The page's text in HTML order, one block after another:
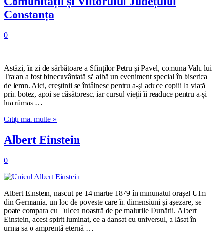
Constanța
0
Astăzi, în zi de sărbătoare a Sfinților Petru și Pavel, comuna Valu lui
Traian a fost binecuvântată să aibă un eveniment special în biserica
de lemn. Aici, creștinii se întâlnesc pentru a-și aduce copiii la viață
prin botez, apoi se căsătoresc, iar cursul vieții îi readuce pentru a-și
lua rămas …
Citiți mai multe »
Albert Einstein
0
Albert Einstein, născut pe 14 martie 1879 în minunatul orășel Ulm
din Germania, un loc de poveste care în dimensiuni și așezare, se
poate compara cu Tulcea noastră de pe malurile Dunării. Albert
Einstein, acest spirit luminat, ce a dansat cu universul, a lăsat în
urma sa o amprentă eternă …